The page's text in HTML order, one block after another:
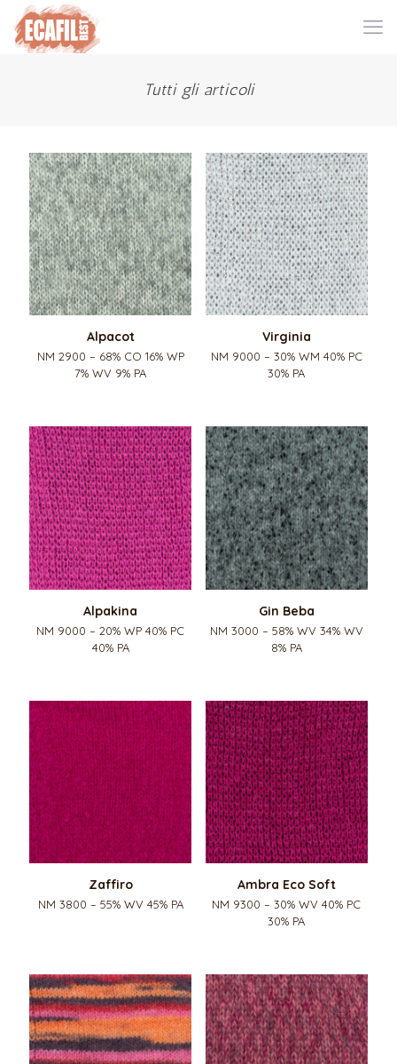
Tutti gli articoli
Alpacot
NM 2900 – 68% CO 16% WP
7% WV 9% PA
Virginia
NM 9000 – 30% WM 40% PC
30% PA
Alpakina
NM 9000 – 20% WP 40% PC
40% PA
Gin Beba
NM 3000 – 58% WV 34% WV
8% PA
Zaffiro
NM 3800 – 55% WV 45% PA
Ambra Eco Soft
NM 9300 – 30% WV 40% PC
30% PA